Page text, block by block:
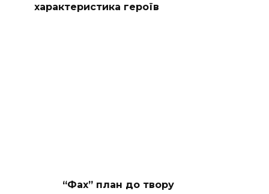
характеристика героїв
“Фах” план до твору